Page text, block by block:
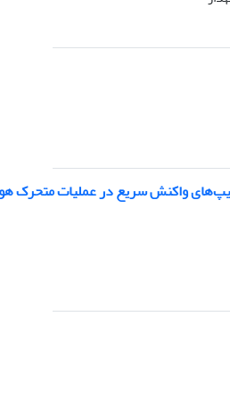
واکنش سریع در عملیات متحرک